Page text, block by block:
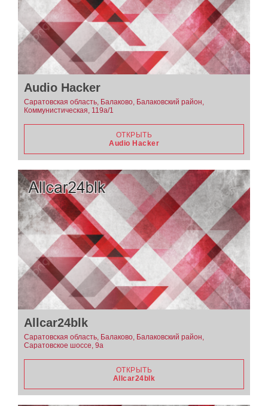
Audio Hacker
Саратовская область, Балаково, Балаковский район,
Коммунистическая, 119а/1
ОТКРЫТЬ
Audio Hacker
Allcar24blk
Саратовская область, Балаково, Балаковский район,
Саратовское шоссе, 9а
ОТКРЫТЬ
Allcar24blk